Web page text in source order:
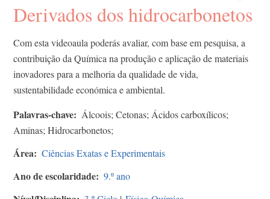
Derivados dos hidrocarbonetos
Com esta videoaula poderás avaliar, com base em pesquisa, a
contribuição da Química na produção e aplicação de materiais
inovadores para a melhoria da qualidade de vida,
sustentabilidade económica e ambiental.
Palavras-chave
Álcoois; Cetonas; Ácidos carboxílicos;
Aminas; Hidrocarbonetos;
Área Ciências Exatas e Experimentais
Ano de escolaridade 9.º ano